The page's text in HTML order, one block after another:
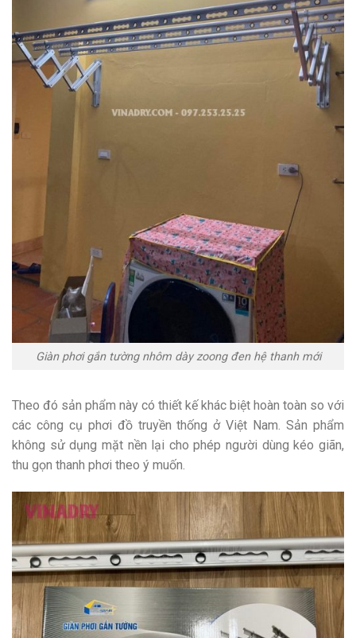
Giàn phơi gắn tường nhôm dày zoong đen hệ thanh mới
Theo đó sản phẩm này có thiết kế khác biệt hoàn toàn so với
các công cụ phơi đồ truyền thống ở Việt Nam. Sản phẩm
không sử dụng mặt nền lại cho phép người dùng kéo giãn,
thu gọn thanh phơi theo ý muốn.